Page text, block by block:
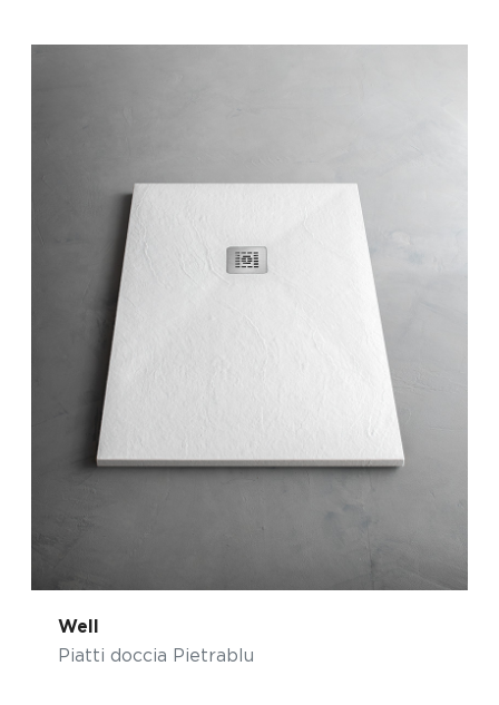
Well
Piatti doccia Pietrablu